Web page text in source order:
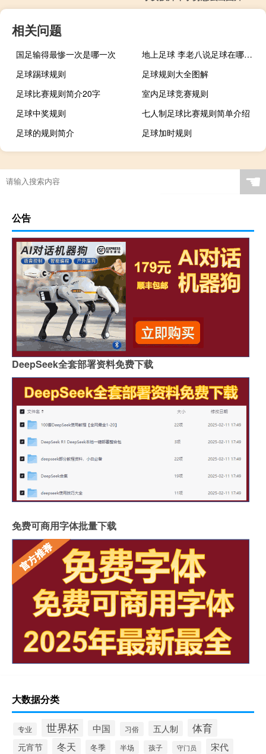
相关问题
国足输得最惨一次是哪一次
地上足球 李老八说足球在哪看什么梗
足球踢球规则
足球规则大全图解
足球比赛规则简介20字
室内足球竞赛规则
足球中奖规则
七人制足球比赛规则简单介绍
足球的规则简介
足球加时规则
踢足球的比赛规则
五人制足球 规则
最新足球规则
足球小场规则
足球规则详解
月利率怎么计算公式
东北冬天怎么储存冬菜叶
足球平台（足球平台微5309906）
嘉兴景点最好玩的排名
8600显卡多少分（8600显卡）
出国攻略软件
足球进球效率
114ball足球网址
计算机2级有哪些分类
☚
公告
DeepSeek全套部署资料免费下载
免费可商用字体批量下载
大数据分类
专业 世界杯 中国 习俗 五人制 体育
元宵节 冬天 冬季 半场 孩子 守门员 宋代